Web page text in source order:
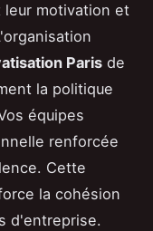
motivation et
Paris de
la politique
équipes
renforcée
Cette
la cohésion
d'entreprise.